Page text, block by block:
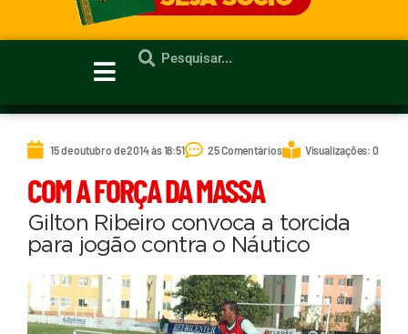
15 de outubro de 2014 às 18:51 25 Comentários Visualizações: 0
COM A FORÇA DA MASSA
Gilton Ribeiro convoca a torcida
para jogão contra o Náutico